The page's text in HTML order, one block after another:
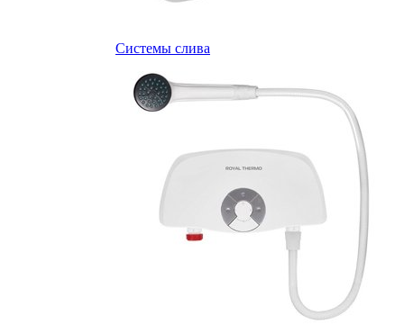
Системы слива